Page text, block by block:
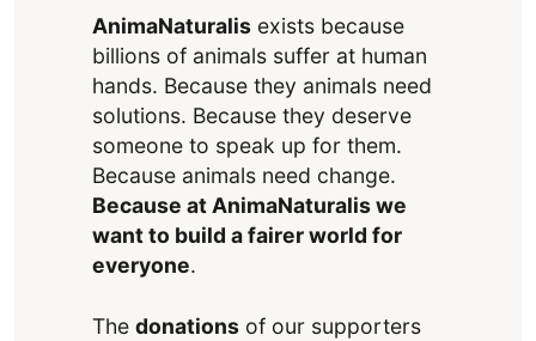
AnimaNaturalisexists because
billions of animals suffer at human
hands. Because they animals need
solutions. Because they deserve
someone to speak up for them.
Because animals need change.
Because at AnimaNaturalis we
want to build a fairer world for
everyone.
The donationsof our supporters